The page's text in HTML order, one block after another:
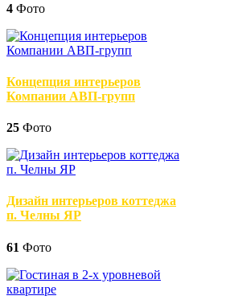
4 Фото
Концепция интерьеров
Компании АВП-групп
25 Фото
Дизайн интерьеров коттеджа
п. Челны ЯР
61 Фото